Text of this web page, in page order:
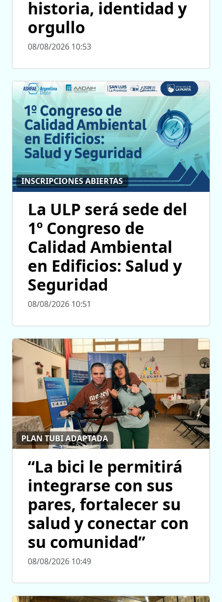
historia, identidad y
orgullo
08/08/2026 10:53
INSCRIPCIONES ABIERTAS
La ULP será sede del
1º Congreso de
Calidad Ambiental
en Edificios: Salud y
Seguridad
08/08/2026 10:51
PLAN TUBI ADAPTADA
“La bici le permitirá
integrarse con sus
pares, fortalecer su
salud y conectar con
su comunidad”
08/08/2026 10:49